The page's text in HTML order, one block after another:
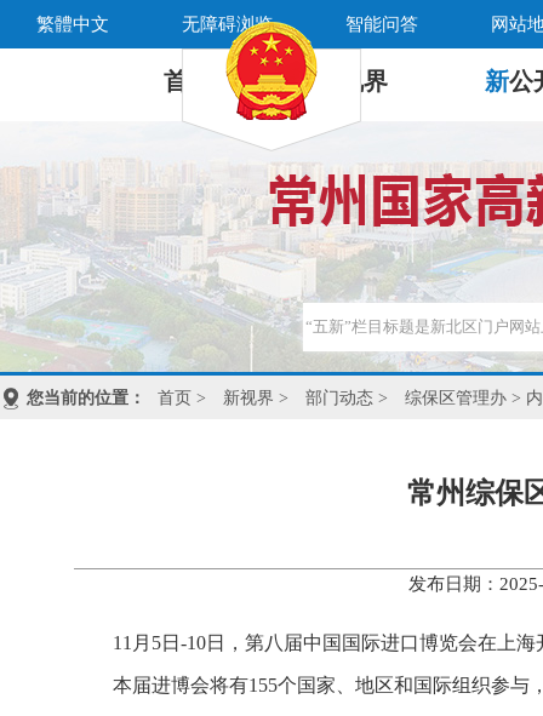
繁體中文 无障碍浏览 智能问答 网站
首 页 新 视界 新公
您当前的位置： 首页 > 新视界 > 部门动态 > 综保区管理办 >
常州综保
发布日期：
11月5日-10日，第八届中国国际进口博览会在上
本届进博会将有155个国家、地区和国际组织参